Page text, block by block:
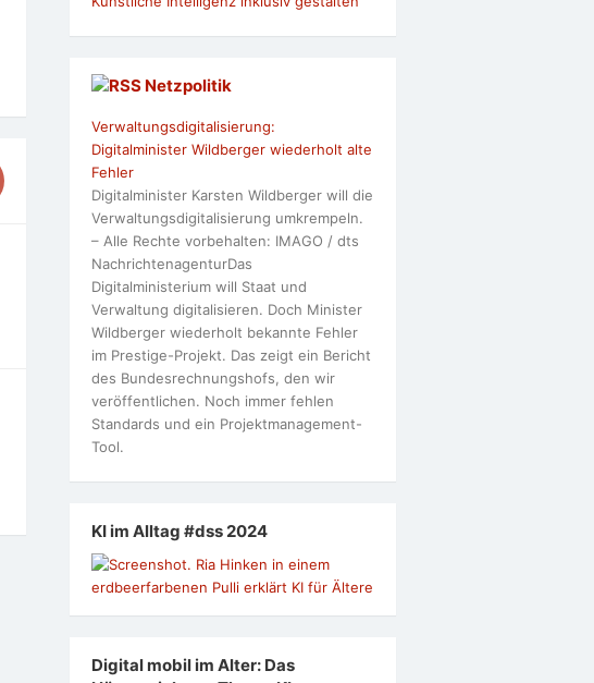
Netzpolitik
Verwaltungsdigitalisierung:
Digitalminister Wildberger wiederholt alte
Fehler
Digitalminister Karsten Wildberger will die
Verwaltungsdigitalisierung umkrempeln.
– Alle Rechte vorbehalten: IMAGO / dts
NachrichtenagenturDas
Digitalministerium will Staat und
Verwaltung digitalisieren. Doch Minister
Wildberger wiederholt bekannte Fehler
im Prestige-Projekt. Das zeigt ein Bericht
des Bundesrechnungshofs, den wir
veröffentlichen. Noch immer fehlen
Standards und ein Projektmanagement-
Tool.
KI im Alltag #dss 2024
Digital mobil im Alter: Das